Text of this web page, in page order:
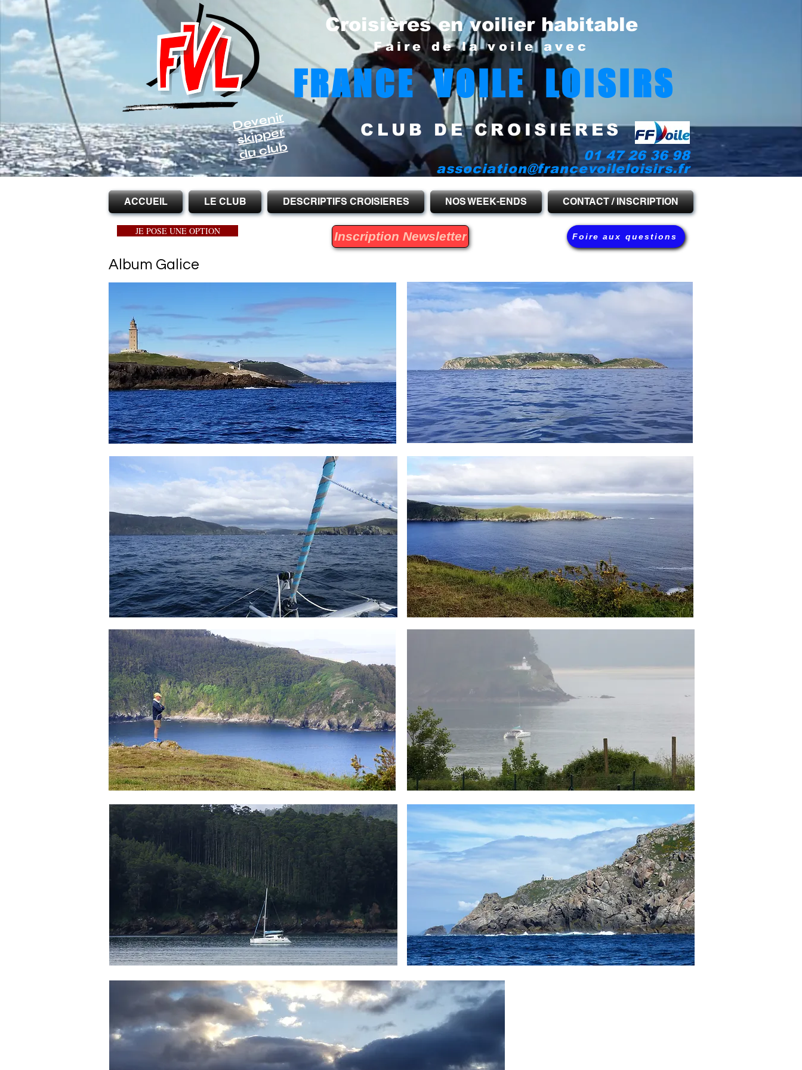
Croisières en voilier habitable
Faire de la voile avec
FRANCE VOILE LOISIRS
Devenir
skipper
du club
CLUB DE CROISIERES
01 47 26 36 98
association@francevoileloisirs.fr
ACCUEIL LE CLUB DESCRIPTIFS CROISIERES NOS WEEK-ENDS CONTACT / INSCRIPTION
JE POSE UNE OPTION Inscription Newsletter Foire aux questions
Album Galice